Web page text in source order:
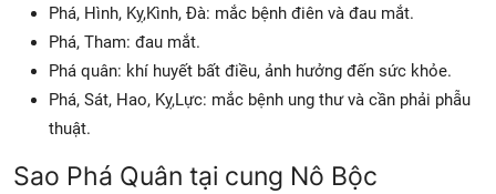
Phá, Hình, Kỵ,Kình, Đà: mắc bệnh điên và đau mắt.
Phá, Tham: đau mắt.
Phá quân: khí huyết bất điều, ảnh hưởng đến sức khỏe.
Phá, Sát, Hao, Kỵ,Lực: mắc bệnh ung thư và cần phải phẫu
thuật.
Sao Phá Quân tại cung Nô Bộc